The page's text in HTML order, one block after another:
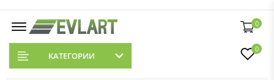
0
КАТЕГОРИИ
0